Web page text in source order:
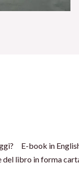
E-book in
del libro in forma